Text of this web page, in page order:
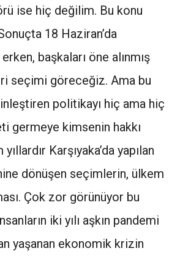
ise hiç değilim. Bu konu
18 Haziran’da
başkaları öne alınmış
seçimi göreceğiz. Ama bu
politikayı hiç ama hiç
germeye kimsenin hakkı
Karşıyaka’da yapılan
dönüşen seçimlerin, ülkem
Çok zor görünüyor bu
iki yılı aşkın pandemi
yaşanan ekonomik krizin